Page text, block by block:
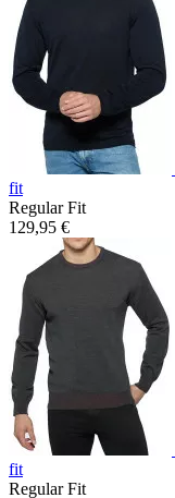
fit
Regular Fit
129,95 €
fit
Regular Fit